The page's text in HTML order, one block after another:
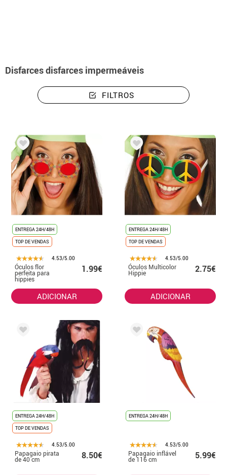
Disfarces disfarces impermeáveis
FILTROS
ENTREGA 24H/48H
TOP DE VENDAS
4.53/5.00
Óculos flor
perfeita para
hippies
1.99€
ADICIONAR
ENTREGA 24H/48H
TOP DE VENDAS
4.53/5.00
Óculos Multicolor
Hippie 2.75€
ADICIONAR
ENTREGA 24H/48H
TOP DE VENDAS
4.53/5.00
Papagaio pirata
de 40 cm 8.50€
ENTREGA 24H/48H
4.53/5.00
Papagaio inflável
de 116 cm 5.99€